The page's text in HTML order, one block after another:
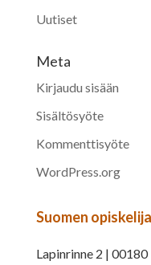
Uutiset
Meta
Kirjaudu sisään
Sisältösyöte
Kommenttisyöte
WordPress.org
Suomen
Lapinrinne 2 |